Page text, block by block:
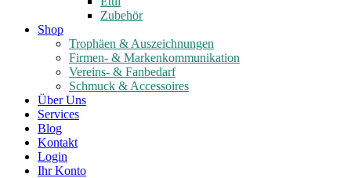
Zubehör
Shop
Trophäen & Auszeichnungen
Firmen- & Markenkommunikation
Vereins- & Fanbedarf
Schmuck & Accessoires
Über Uns
Services
Blog
Kontakt
Login
Ihr Konto